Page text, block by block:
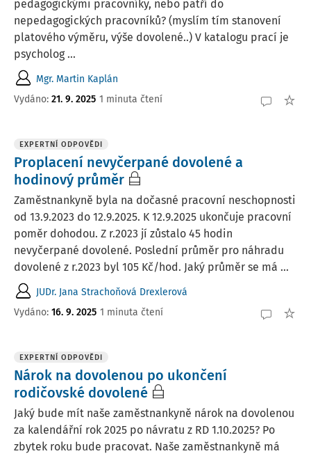
pedagogickými pracovníky, nebo patří do
nepedagogických pracovníků? (myslím tím stanovení
platového výměru, výše dovolené..) V katalogu prací je
psycholog ...
Mgr. Martin Kaplán
Vydáno: 21. 9. 2025 1 minuta čtení
EXPERTNÍ ODPOVĚDI
Proplacení nevyčerpané dovolené a
hodinový průměr
Zaměstnankyně byla na dočasné pracovní neschopnosti
od 13.9.2023 do 12.9.2025. K 12.9.2025 ukončuje pracovní
poměr dohodou. Z r.2023 jí zůstalo 45 hodin
nevyčerpané dovolené. Poslední průměr pro náhradu
dovolené z r.2023 byl 105 Kč/hod. Jaký průměr se má ...
JUDr. Jana Strachoňová Drexlerová
Vydáno: 16. 9. 2025 1 minuta čtení
EXPERTNÍ ODPOVĚDI
Nárok na dovolenou po ukončení
rodičovské dovolené
Jaký bude mít naše zaměstnankyně nárok na dovolenou
za kalendářní rok 2025 po návratu z RD 1.10.2025? Po
zbytek roku bude pracovat. Naše zaměstnankyně má